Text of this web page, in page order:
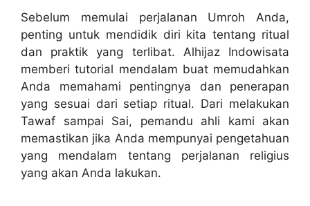
Sebelum memulai perjalanan Umroh Anda,
penting untuk mendidik diri kita tentang ritual
dan praktik yang terlibat. Alhijaz Indowisata
memberi tutorial mendalam buat memudahkan
Anda memahami pentingnya dan penerapan
yang sesuai dari setiap ritual. Dari melakukan
Tawaf sampai Sai, pemandu ahli kami akan
memastikan jika Anda mempunyai pengetahuan
yang mendalam tentang perjalanan religius
yang akan Anda lakukan.